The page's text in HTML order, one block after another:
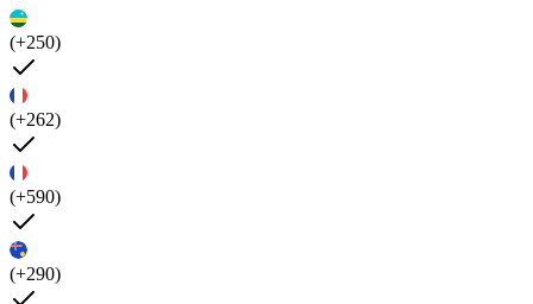
(+250)
(+262)
(+590)
(+290)